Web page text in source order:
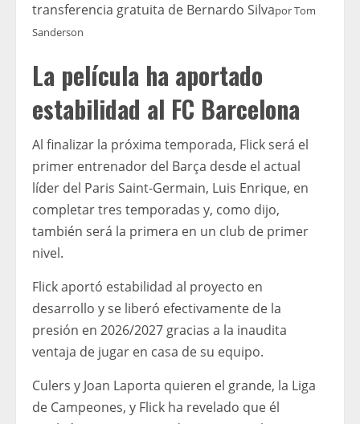
transferencia gratuita de Bernardo SilvaporTom
Sanderson
La película ha aportado
estabilidad al FC Barcelona
Al finalizar la próxima temporada, Flick será el
primer entrenador del Barça desde el actual
líder del Paris Saint-Germain, Luis Enrique, en
completar tres temporadas y, como dijo,
también será la primera en un club de primer
nivel.
Flick aportó estabilidad al proyecto en
desarrollo y se liberó efectivamente de la
presión en 2026/2027 gracias a la inaudita
ventaja de jugar en casa de su equipo.
Culers y Joan Laporta quieren el grande, la Liga
de Campeones, y Flick ha revelado que él